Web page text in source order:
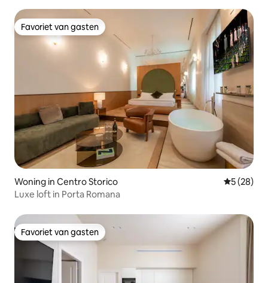
Favoriet van gasten
Favoriet van gasten
Woning in Centro Storico
5 (28)
Luxe loft in Porta Romana
Favoriet van gasten
Favoriet van gasten